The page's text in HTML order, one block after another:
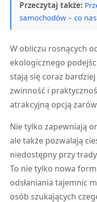
Przeczytaj także:
samochodów – co
W obliczu rosnących
ekologicznego
stają się coraz
zwinność i
atrakcyjną opcją
Nie tylko zapewniają
ale także pozwalają
niedostępny przy
To nie tylko nowa
odsłaniania tajemnic
osób szukających